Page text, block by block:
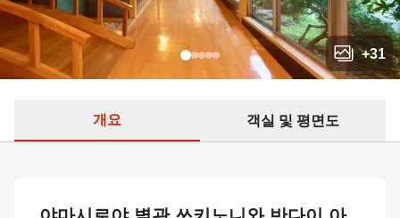
+31
개요 객실 및 평면도